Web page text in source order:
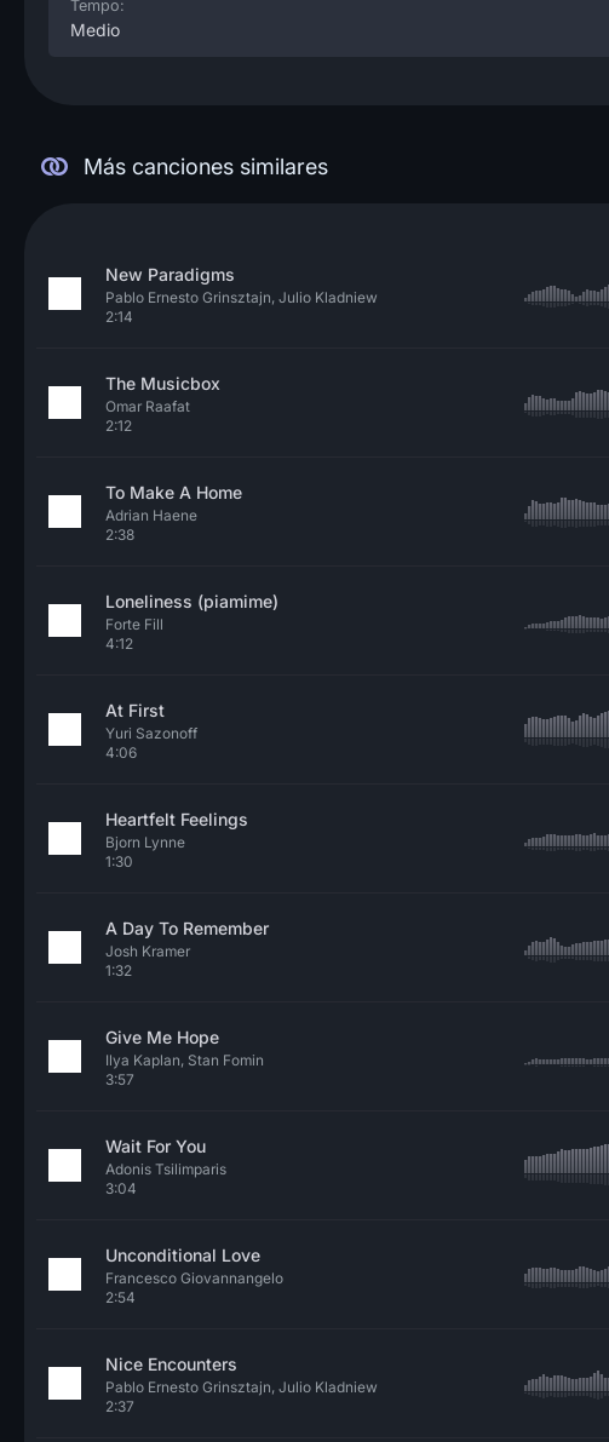
Tempo:
Medio
Más canciones similares
New Paradigms
Pablo Ernesto Grinsztajn, Julio Kladniew
2:14
The Musicbox
Omar Raafat
2:12
To Make A Home
Adrian Haene
2:38
Loneliness (piamime)
Forte Fill
4:12
At First
Yuri Sazonoff
4:06
Heartfelt Feelings
Bjorn Lynne
1:30
A Day To Remember
Josh Kramer
1:32
Give Me Hope
Ilya Kaplan, Stan Fomin
3:57
Wait For You
Adonis Tsilimparis
3:04
Unconditional Love
Francesco Giovannangelo
2:54
Nice Encounters
Pablo Ernesto Grinsztajn, Julio Kladniew
2:37